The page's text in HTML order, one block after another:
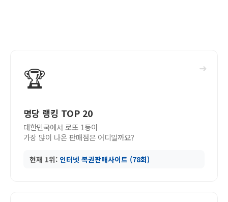
➜
🏆
명당 랭킹 TOP 20
대한민국에서 로또 1등이
가장 많이 나온 판매점은 어디일까요?
현재 1위: 인터넷 복권판매사이트 (78회)